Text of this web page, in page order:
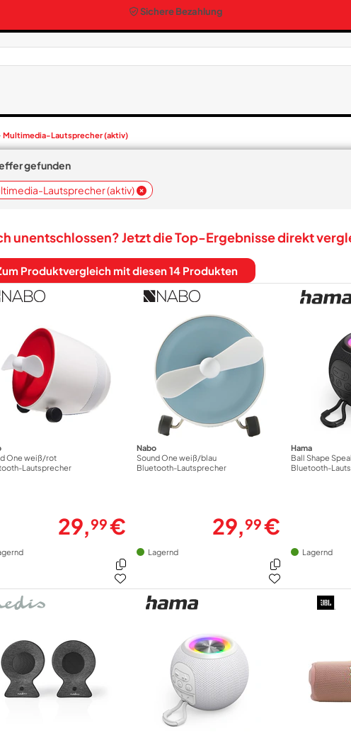
Sichere Bezahlung
Multimedia-Lautsprecher (aktiv)
gefunden
Lautsprecher (aktiv)
unentschlossen? Jetzt die Top-Ergebnisse direkt
Produktvergleich mit diesen 14 Produkten
One weiß/rot
Lautsprecher
29,99€
Nabo
Sound One weiß/blau
Bluetooth-Lautsprecher
29,99€
Lagernd
Hama
Ball Shape
Bluetooth-
Lagernd